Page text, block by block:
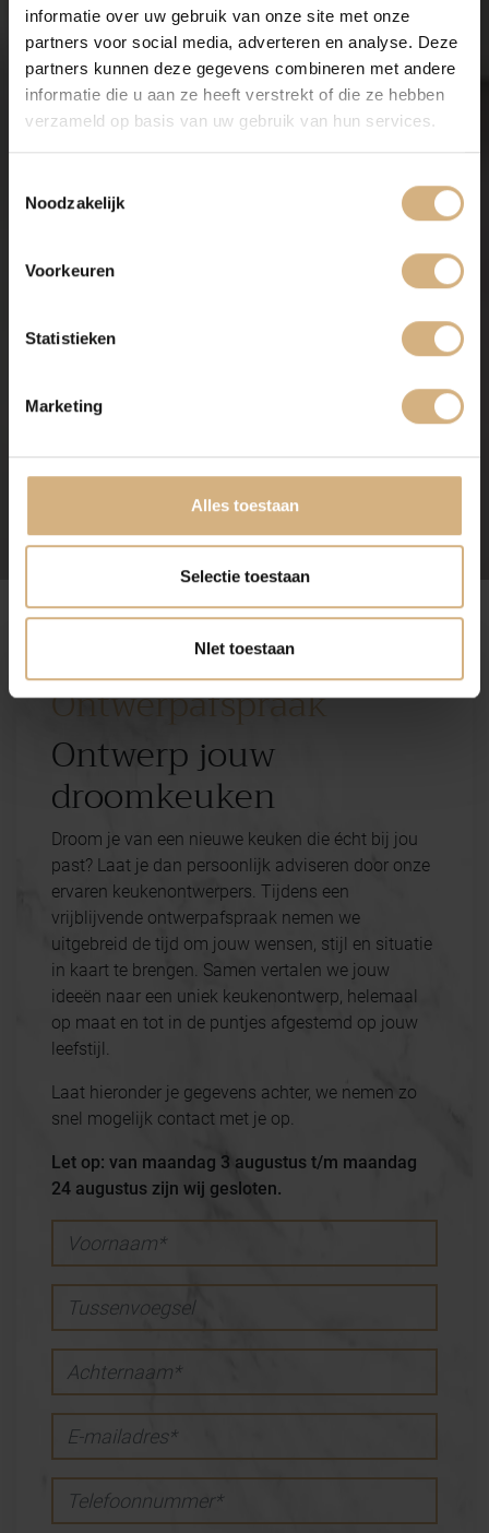
informatie over uw gebruik van onze site met onze
partners voor social media, adverteren en analyse. Deze
partners kunnen deze gegevens combineren met andere
informatie die u aan ze heeft verstrekt of die ze hebben
verzameld op basis van uw gebruik van hun services.
Noodzakelijk
Voorkeuren
Statistieken
Marketing
Alles toestaan
Selectie toestaan
NIet toestaan
Home
Ontwerpafspraak
Ontwerp jouw
droomkeuken
Droom je van een nieuwe keuken die écht bij jou
past? Laat je dan persoonlijk adviseren door onze
ervaren keukenontwerpers. Tijdens een
vrijblijvende ontwerpafspraak nemen we
uitgebreid de tijd om jouw wensen, stijl en situatie
in kaart te brengen. Samen vertalen we jouw
ideeën naar een uniek keukenontwerp, helemaal
op maat en tot in de puntjes afgestemd op jouw
leefstijl.
Laat hieronder je gegevens achter, we nemen zo
snel mogelijk contact met je op.
Let op: van maandag 3 augustus t/m maandag
24 augustus zijn wij gesloten.
Tussenvoegsel
Achternaam*
E-mailadres*
Telefoonnummer*